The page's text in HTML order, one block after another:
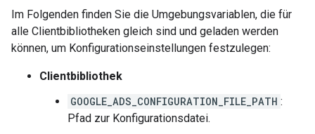
Im Folgenden finden Sie die Umgebungsvariablen, die für
alle Clientbibliotheken gleich sind und geladen werden
können, um Konfigurationseinstellungen festzulegen:
Clientbibliothek
GOOGLE_ADS_CONFIGURATION_FILE_PATH :
Pfad zur Konfigurationsdatei.